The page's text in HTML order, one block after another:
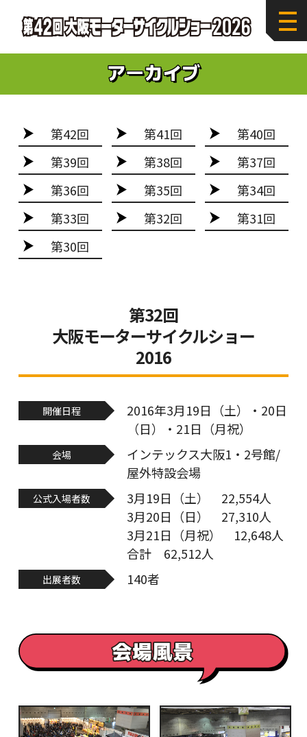
第42回 第41回
第40回
第39回
第38回
第37回
第36回
第35回
第34回
第33回
第32回
第31回
第30回
第32回
大阪モーターサイクルショー
2016
開催日程
2016年3月19日（土）・20日
（日）・21日（月祝）
会場
インテックス大阪1・2号館/
屋外特設会場
公式入場者数
3月19日（土） 22,554人
3月20日（日） 27,310人
3月21日（月祝） 12,648人
合計 62,512人
出展者数 140者